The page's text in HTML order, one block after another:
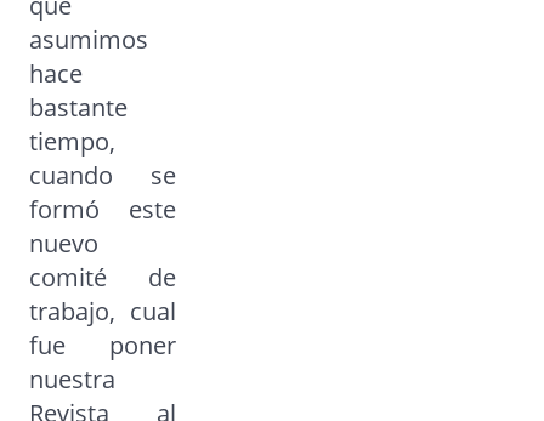
asumimos
hace
bastante
tiempo,
cuando se
formó este
nuevo
comité de
trabajo, cual
fue poner
nuestra
Revista al